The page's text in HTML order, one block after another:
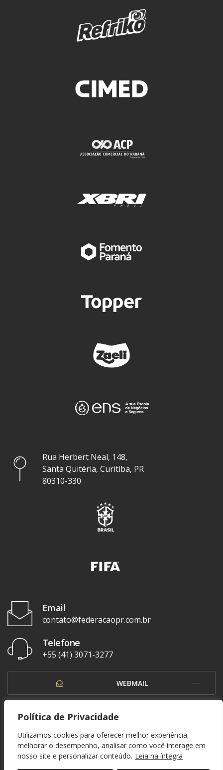
Política de Privacidade
Utilizamos cookies para oferecer melhor experiência,
melhorar o desempenho, analisar como você interage em
nosso site e personalizar conteúdo. Leia na íntegra
Rua Herbert Neal, 148,
Santa Quitéria, Curitiba, PR
80310-330
Email
contato@federacaopr.com.br
Telefone
+55 (41) 3071-3277
WEBMAIL
OUVIDORIA
© 1937 - 2026. Federação Paranaense de Futebol. Todos os direitos reservados. By